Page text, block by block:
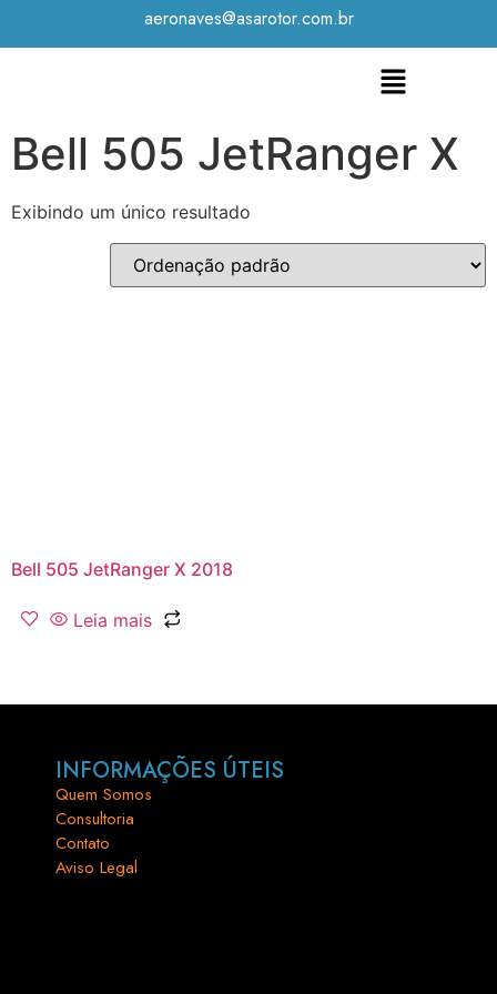
aeronaves@asarotor.com.br
Bell 505 JetRanger X
Exibindo um único resultado
Bell 505 JetRanger X 2018
Leia mais
INFORMAÇÕES ÚTEIS
Quem Somos
Consultoria
Contato
Aviso Legal